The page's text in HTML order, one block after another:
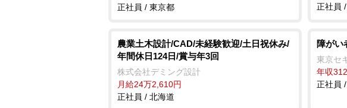
正社員 / 東京都
正社員
農業土木設計/CAD/未経験歓迎/土日祝休み/
年間休日124日/賞与年3回
株式会社デミング設計
月給24万2,610円
正社員 / 北海道
障がい
東京セ
年収
正社員